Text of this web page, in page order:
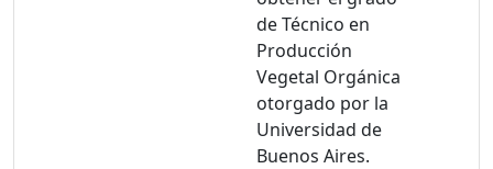
de Técnico en
Producción
Vegetal Orgánica
otorgado por la
Universidad de
Buenos Aires.